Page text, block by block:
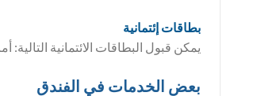
بطاقات إئتمانية
يمكن قبول البطاقات الائتمانية
بعض الخدمات في الفندق